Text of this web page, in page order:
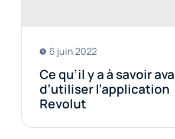
6 juin 2022
Ce qu’il y a à savoir
d’utiliser l’application
Revolut